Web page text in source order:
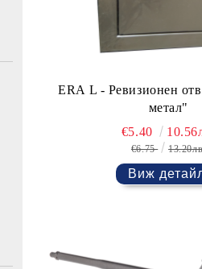
ERA L - Ревизионен
метал"
€5.40
€6.75
Виж